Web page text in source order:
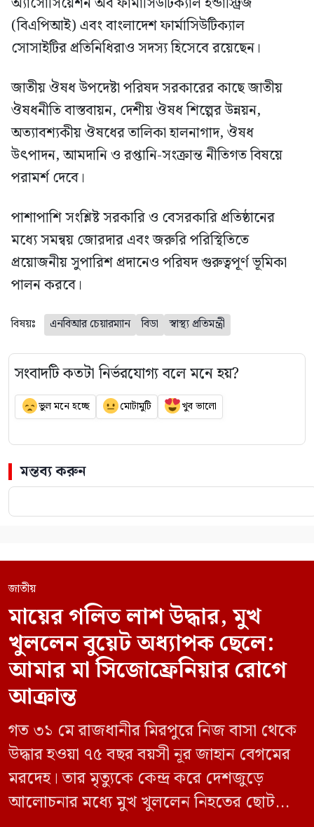
(বিএপিআই) এবং বাংলাদেশ ফার্মাসিউটিক্যাল
সোসাইটির প্রতিনিধিরাও সদস্য হিসেবে রয়েছেন।
জাতীয় ঔষধ উপদেষ্টা পরিষদ সরকারের কাছে জাতীয়
ঔষধনীতি বাস্তবায়ন, দেশীয় ঔষধ শিল্পের উন্নয়ন,
অত্যাবশ্যকীয় ঔষধের তালিকা হালনাগাদ, ঔষধ
উৎপাদন, আমদানি ও রপ্তানি-সংক্রান্ত নীতিগত বিষয়ে
পরামর্শ দেবে।
পাশাপাশি সংশ্লিষ্ট সরকারি ও বেসরকারি প্রতিষ্ঠানের
মধ্যে সমন্বয় জোরদার এবং জরুরি পরিস্থিতিতে
প্রয়োজনীয় সুপারিশ প্রদানেও পরিষদ গুরুত্বপূর্ণ ভূমিকা
পালন করবে।
বিষয়ঃ এনবিআর চেয়ারম্যান বিডা স্বাস্থ্য প্রতিমন্ত্রী
সংবাদটি কতটা নির্ভরযোগ্য বলে মনে হয়?
ভুল মনে হচ্ছে মোটামুটি খুব ভালো
মন্তব্য করুন
জাতীয়
মায়ের গলিত লাশ উদ্ধার, মুখ
খুললেন বুয়েট অধ্যাপক ছেলে:
আমার মা সিজোফ্রেনিয়ার রোগে
আক্রান্ত
গত ৩১ মে রাজধানীর মিরপুরে নিজ বাসা থেকে
উদ্ধার হওয়া ৭৫ বছর বয়সী নূর জাহান বেগমের
মরদেহ। তার মৃত্যুকে কেন্দ্র করে দেশজুড়ে
আলোচনার মধ্যে মুখ খুললেন নিহতের ছোট